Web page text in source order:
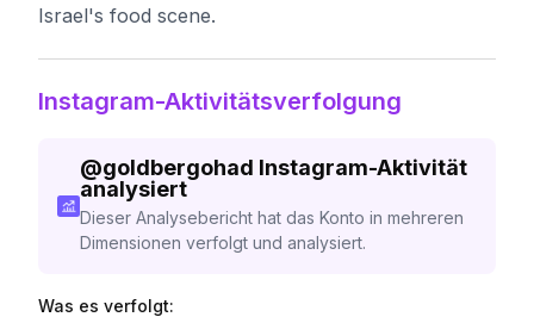
Israel's food scene.
Instagram-Aktivitätsverfolgung
@goldbergohad Instagram-Aktivität
analysiert
Dieser Analysebericht hat das Konto in mehreren
Dimensionen verfolgt und analysiert.
Was es verfolgt: